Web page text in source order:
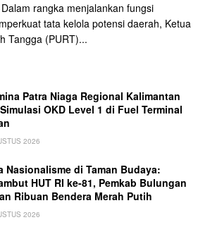
rangka menjalankan fungsi
tata kelola potensi daerah, Ketua
Tangga (PURT)...
Patra Niaga Regional Kalimantan
OKD Level 1 di Fuel Terminal
2026
Nasionalisme di Taman Budaya:
HUT RI ke-81, Pemkab Bulungan
Ribuan Bendera Merah Putih
2026